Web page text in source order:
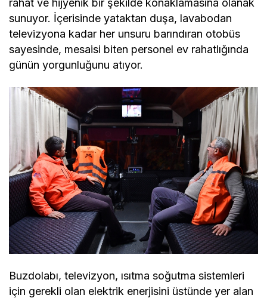
rahat ve hijyenik bir şekilde konaklamasına olanak
sunuyor. İçerisinde yataktan duşa, lavabodan
televizyona kadar her unsuru barındıran otobüs
sayesinde, mesaisi biten personel ev rahatlığında
günün yorgunluğunu atıyor.
Buzdolabı, televizyon, ısıtma soğutma sistemleri
için gerekli olan elektrik enerjisini üstünde yer alan